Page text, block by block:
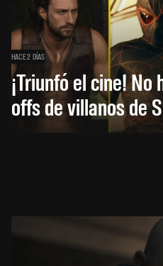
HACE 2 DÍAS
¡Triunfó el cine! No
offs de villanos de